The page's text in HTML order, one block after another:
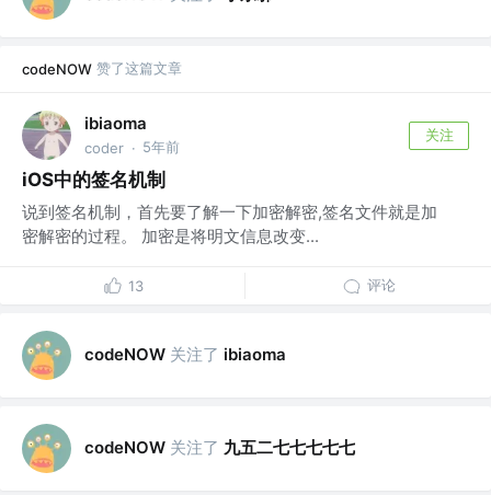
codeNOW 赞了这篇文章
ibiaoma
coder · 5年前
关注
iOS中的签名机制
说到签名机制，首先要了解一下加密解密,签名文件就是加
密解密的过程。 加密是将明文信息改变...
13 评论
codeNOW 关注了 ibiaoma
codeNOW 关注了 九五二七七七七七